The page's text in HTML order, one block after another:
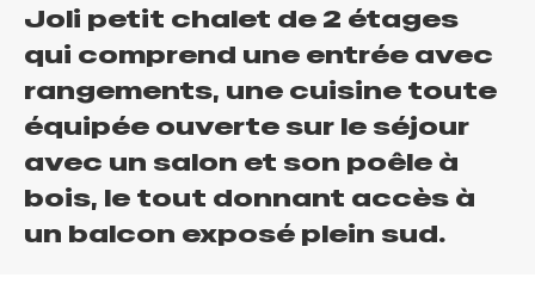
Joli petit chalet de 2 étages
qui comprend une entrée avec
rangements, une cuisine toute
équipée ouverte sur le séjour
avec un salon et son poêle à
bois, le tout donnant accès à
un balcon exposé plein sud.